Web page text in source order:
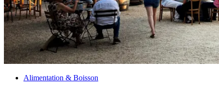
Alimentation & Boisson